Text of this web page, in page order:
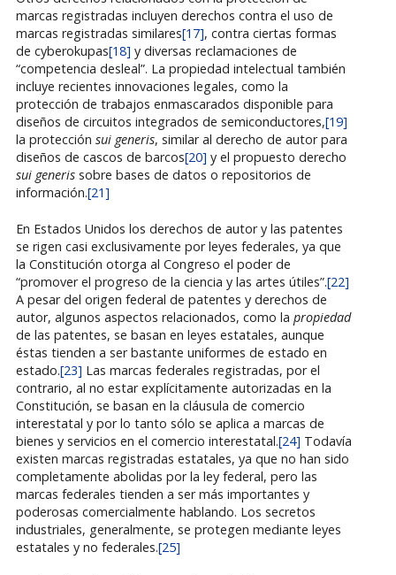
marcas registradas incluyen derechos contra el uso de
marcas registradas similares[17], contra ciertas formas
de cyberokupas[18] y diversas reclamaciones de
“competencia desleal”. La propiedad intelectual también
incluye recientes innovaciones legales, como la
protección de trabajos enmascarados disponible para
diseños de circuitos integrados de semiconductores,[19]
la protección sui generis, similar al derecho de autor para
diseños de cascos de barcos[20] y el propuesto derecho
sui generissobre bases de datos o repositorios de
información.[21]
En Estados Unidos los derechos de autor y las patentes
se rigen casi exclusivamente por leyes federales, ya que
la Constitución otorga al Congreso el poder de
“promover el progreso de la ciencia y las artes útiles”.[22]
A pesar del origen federal de patentes y derechos de
autor, algunos aspectos relacionados, como la propiedad
de las patentes, se basan en leyes estatales, aunque
éstas tienden a ser bastante uniformes de estado en
estado.[23] Las marcas federales registradas, por el
contrario, al no estar explícitamente autorizadas en la
Constitución, se basan en la cláusula de comercio
interestatal y por lo tanto sólo se aplica a marcas de
bienes y servicios en el comercio interestatal.[24] Todavía
existen marcas registradas estatales, ya que no han sido
completamente abolidas por la ley federal, pero las
marcas federales tienden a ser más importantes y
poderosas comercialmente hablando. Los secretos
industriales, generalmente, se protegen mediante leyes
estatales y no federales.[25]